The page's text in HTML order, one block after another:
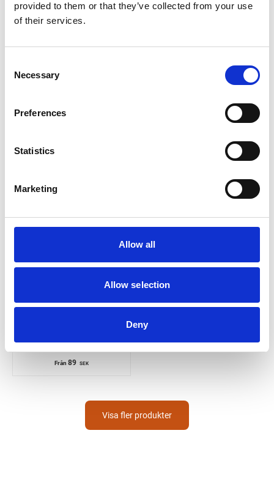
provided to them or that they’ve collected from your use
of their services.
Selection
Necessary
Preferences
Statistics
Marketing
Allow all
Allow selection
Deny
Passar både krympt & icke krymt
Prt till renstratt
Från89 SEK
Visa fler produkter